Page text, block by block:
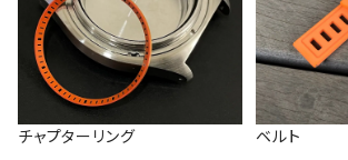
チャプターリング
ベルト